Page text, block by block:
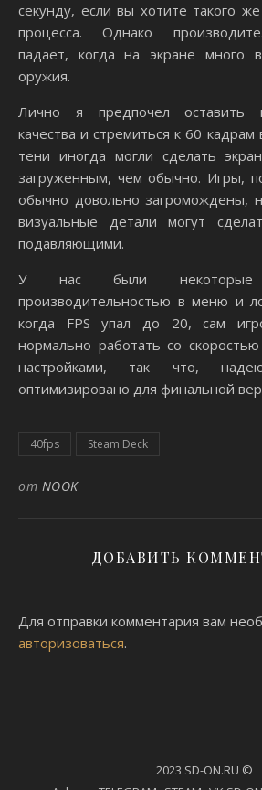
секунду, если вы хотите такого же
процесса. Однако
падает, когда на экране много
оружия.
Лично я предпочел оставить
качества и стремиться к 60 кадрам
тени иногда могли сделать
загруженным, чем обычно. Игры,
обычно довольно загромождены,
визуальные детали могут
подавляющими.
У нас были
производительностью в меню и
когда FPS упал до 20, сам
нормально работать со
настройками, так что,
оптимизировано для финальной
40fps Steam Deck
от NOOK
ДОБАВИТЬ
Для отправки комментария вам
авторизоваться.
2023 SD-ON.RU ©